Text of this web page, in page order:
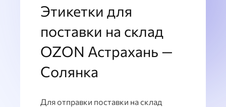
Этикетки для
поставки на склад
OZON Астрахань —
Солянка
Для отправки поставки на склад